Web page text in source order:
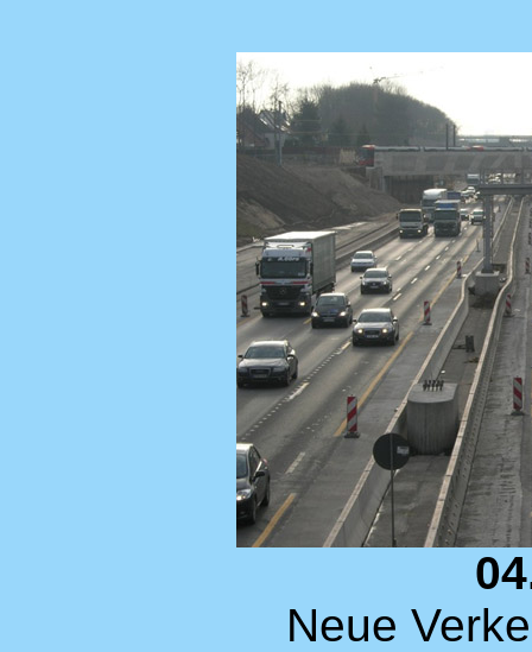
Neue